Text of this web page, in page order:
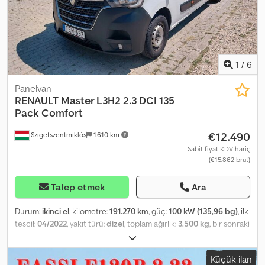
kabin içindeki koltuklar: sürücü koltuğu yüksekliği ayarlanabilir,
kabin içindeki koltuklar: sürücü koltuğu mekanik olarak
süspansiyonlu, gündüz farı LED, ısı yalıtımlı cam, izin verilen toplam
ağırlık 3,50 ton.
1 / 6
Szigetszentmiklós 1.610 km
Panelvan
RENAULT Master L3H2 2.3 DCI 135
Pack Comfort
€12.490
Sabit fiyat KDV hariç
(€15.862 brüt)
Talep etmek Ara
Durum: ikinci el, kilometre:191.270 km, güç:100 kW (135,96 bg), ilk
tescil:04/2022, yakıt türü:dizel, toplam ağırlık: 3.500 kg, bir sonraki
beyaz
emisyon sınıfı:Euro 6, koltuk sayısı:3, yükleme alanı uzunluğu:3.715
mm, yükleme alanı genişliği:1.765 mm , yükleme alanı yüksekliği:
Küçük ilan